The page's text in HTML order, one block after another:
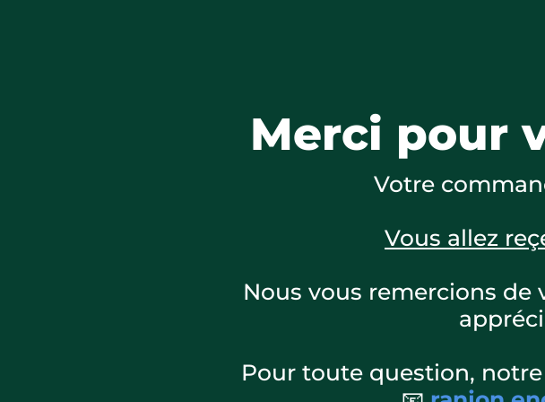
Merci pour
Votre
Vous allez
Nous vous remercions de
Pour toute question,